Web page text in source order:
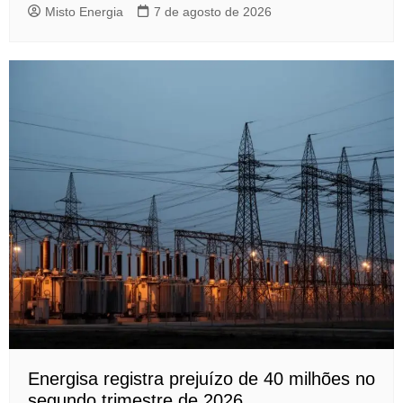
Misto Energia 7 de agosto de 2026
Energisa registra prejuízo de 40 milhões no